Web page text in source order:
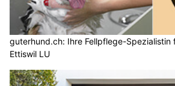
guterhund.ch: Ihre Fellpflege-Spezialistin
Ettiswil LU